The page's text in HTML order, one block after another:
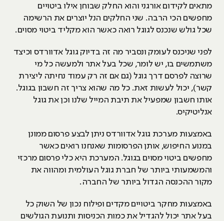
מתאים לקידום אורגני והוא החלק שבוחן אילו ביטויים
מחפשים הכי הרבה. שני החלקים הנל יוצרים את הרשימה
שכל גולש שנכנס לגוגל רואה כאשר הוא מקליד ביטוי מסוים.
לפני שניכנס לעומק ונסביר מה זה בדיוק גוגל אדוורדס וכיצד
משתמשים בו, יש לומר, שכל בעל אתר ולמעשה כל מי
שרוצה לפרסם דרך גוגל (גם אם זה רק עמוד נחיתה ליצירת
קשר), יכול לעשות זאת. כל מה שהוא צריך זה חשבון בגוגל.
אותו חשבון שמפעיל את תיבת המייל שלנו וכן את גוגל
אנליטיקיס.
באמצעות מערכת גוגל אדוורדס ניתן לבצע פרסום ממונן
במנוע החיפוש, אותן הפרסומות שאנחנו רואים כאשר
מחפשים ביטוי מסוים בגוגל. המערכת היא כלי פרסום מרכזי
והמשמעותי ביותר של חברת גוגל העולמית ומהווה את
מקור ההכנסה הגדול ביותר של החברה.
באמצעות מחקר ביטויים מקדים ופילוח נכון של השוק כל
בעל אתר יכול להגדיל את כמות הכניסות ותנועת הגולשים